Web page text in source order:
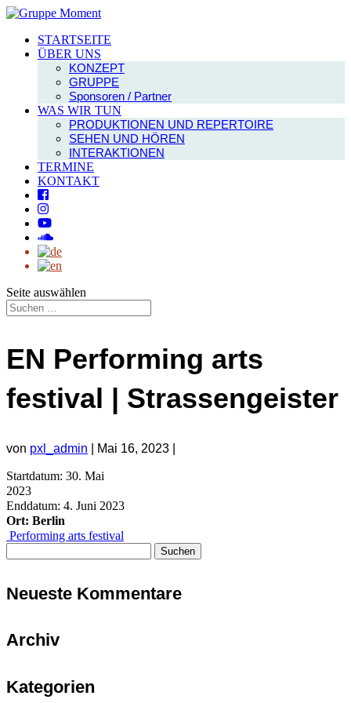
STARTSEITE
ÜBER UNS
KONZEPT
GRUPPE
Sponsoren / Partner
WAS WIR TUN
PRODUKTIONEN UND REPERTOIRE
SEHEN UND HÖREN
INTERAKTIONEN
TERMINE
KONTAKT
Seite auswählen
EN Performing arts
festival | Strassengeister
von pxl_admin Mai 16, 2023
Startdatum: 30. Mai
2023
Enddatum: 4. Juni 2023
Ort: Berlin
Performing arts festival
nach:
Neueste Kommentare
Archiv
Kategorien